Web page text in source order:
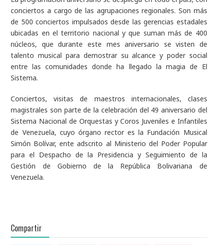
conciertos a cargo de las agrupaciones regionales. Son más
de 500 conciertos impulsados desde las gerencias estadales
ubicadas en el territorio nacional y que suman más de 400
núcleos, que durante este mes aniversario se visten de
talento musical para demostrar su alcance y poder social
entre las comunidades donde ha llegado la magia de El
Sistema.
Conciertos, visitas de maestros internacionales, clases
magistrales son parte de la celebración del 49 aniversario del
Sistema Nacional de Orquestas y Coros Juveniles e Infantiles
de Venezuela, cuyo órgano rector es la Fundación Musical
Simón Bolívar, ente adscrito al Ministerio del Poder Popular
para el Despacho de la Presidencia y Seguimiento de la
Gestión de Gobierno de la República Bolivariana de
Venezuela.
Compartir